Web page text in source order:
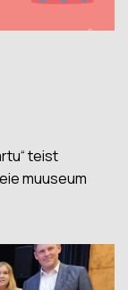
teist
muuseum